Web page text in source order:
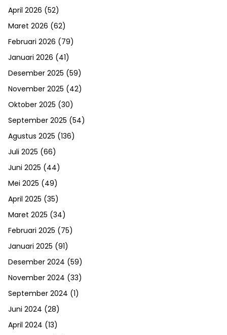
April 2026 (52)
Maret 2026 (62)
Februari 2026 (79)
Januari 2026 (41)
Desember 2025 (59)
November 2025 (42)
Oktober 2025 (30)
September 2025 (54)
Agustus 2025 (136)
Juli 2025 (66)
Juni 2025 (44)
Mei 2025 (49)
April 2025 (35)
Maret 2025 (34)
Februari 2025 (75)
Januari 2025 (91)
Desember 2024 (59)
November 2024 (33)
September 2024 (1)
Juni 2024 (28)
April 2024 (13)